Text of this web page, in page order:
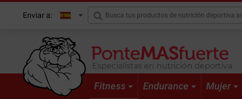
Enviar a:
Especialistas en nutrición deportiva
Fitness Endurance Mujer